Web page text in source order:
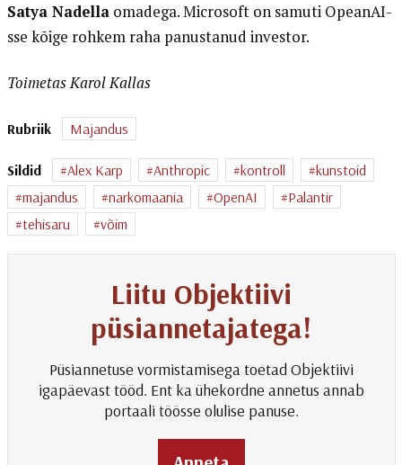
Satya Nadellaomadega. Microsoft on samuti OpeanAI-
sse kõige rohkem raha panustanud investor.
Toimetas Karol Kallas
Rubriik Majandus
Sildid Alex Karp Anthropic kontroll
kunstoid
majandus
narkomaania OpenAI
Palantir
tehisaru
võim
Liitu Objektiivi
püsiannetajatega!
Püsiannetuse vormistamisega toetad Objektiivi
igapäevast tööd. Ent ka ühekordne annetus annab
portaali töösse olulise panuse.